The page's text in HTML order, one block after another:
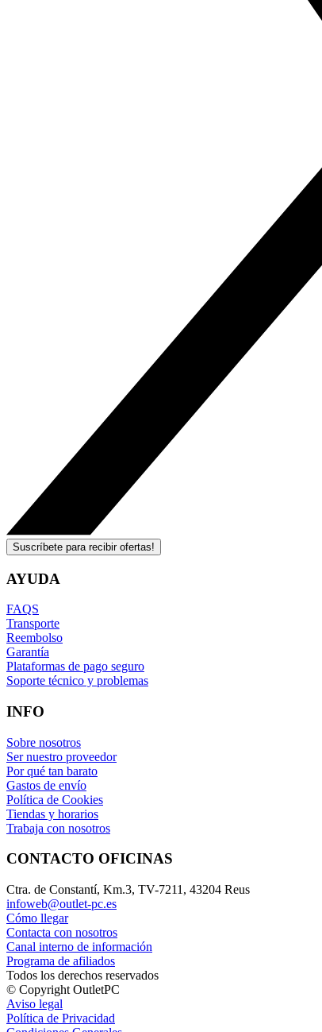
Suscríbete para recibir ofertas!
AYUDA
FAQS
Transporte
Reembolso
Garantía
Plataformas de pago seguro
Soporte técnico y problemas
INFO
Sobre nosotros
Ser nuestro proveedor
Por qué tan barato
Gastos de envío
Política de Cookies
Tiendas y horarios
Trabaja con nosotros
CONTACTO OFICINAS
Ctra. de Constantí, Km.3, TV-7211, 43204 Reus
infoweb@outlet-pc.es
Cómo llegar
Contacta con nosotros
Canal interno de información
Programa de afiliados
Todos los derechos reservados
© Copyright OutletPC
Aviso legal
Política de Privacidad